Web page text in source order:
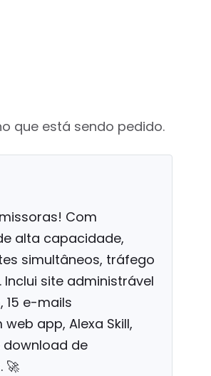
que está sendo pedido.
Com
alta capacidade,
simultâneos, tráfego
site administrável
15 e-mails
app, Alexa Skill,
download de
🚀